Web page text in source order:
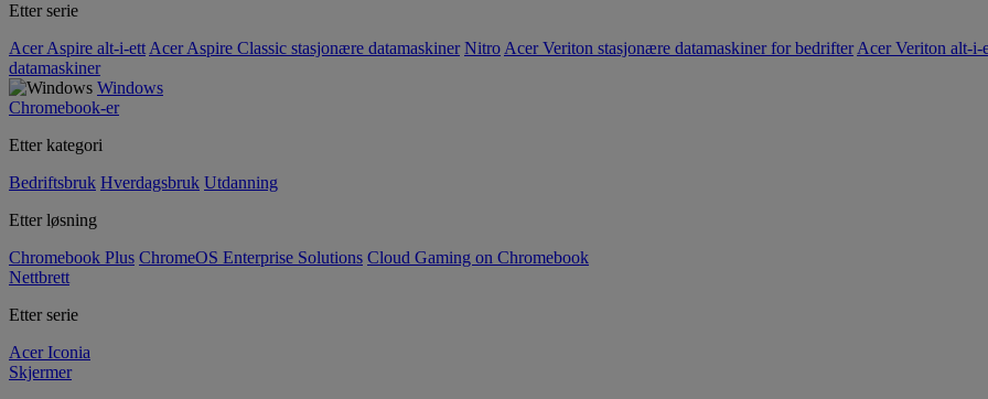
Etter serie
Acer Aspire alt-i-ett Acer Aspire Classic stasjonære datamaskiner Nitro Acer Veriton stasjonære datamaskiner for bedrifter Acer Veriton alt-i-
datamaskiner
Windows
Chromebook-er
Etter kategori
Bedriftsbruk Hverdagsbruk Utdanning
Etter løsning
Chromebook Plus ChromeOS Enterprise Solutions Cloud Gaming on Chromebook
Nettbrett
Etter serie
Acer Iconia
Skjermer